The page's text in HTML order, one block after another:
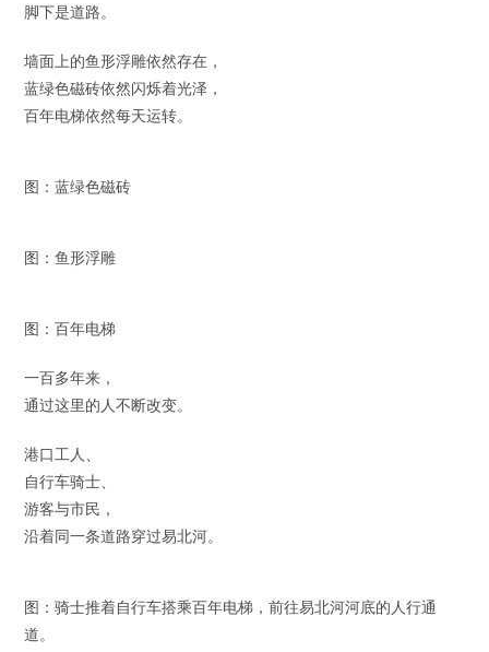
脚下是道路。
墙面上的鱼形浮雕依然存在，
蓝绿色磁砖依然闪烁着光泽，
百年电梯依然每天运转。
图：蓝绿色磁砖
图：鱼形浮雕
图：百年电梯
一百多年来，
通过这里的人不断改变。
港口工人、
自行车骑士、
游客与市民，
沿着同一条道路穿过易北河。
图：骑士推着自行车搭乘百年电梯，前往易北河河底的人行通
道。